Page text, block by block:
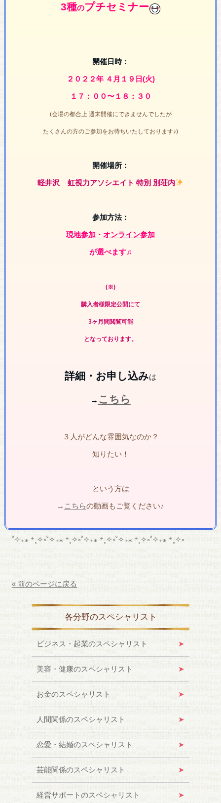
3種のプチセミナー
開催日時：
２０２２年 ４月１９日(火)
１７：００〜１８：３０
(会場の都合上 週末開催にできませんでしたが
たくさんの方のご参加をお待ちいたしております♪)
開催場所：
軽井沢 虹視力アソシエイト 特別 別荘内
参加方法：
現地参加 ・ オンライン参加
が選べます♫
(※)
購入者様限定公開にて
3ヶ月間閲覧可能
となっております。
詳細・お申し込みは
→ こちら
３人がどんな雰囲気なのか？
知りたい！
という方は
→ こちらの動画もご覧ください♪
˚✧₊⁎ ⁺˳✧༚˚✧₊⁎ ⁺˳✧༚˚✧₊⁎ ⁺˳✧༚˚✧₊⁎ ⁺˳✧༚˚✧₊⁎ ⁺˳✧༚
« 前のページに戻る
各分野のスペシャリスト
ビジネス・起業のスペシャリスト
美容・健康のスペシャリスト
お金のスペシャリスト
人間関係のスペシャリスト
恋愛・結婚のスペシャリスト
芸能関係のスペシャリスト
経営サポートのスペシャリスト